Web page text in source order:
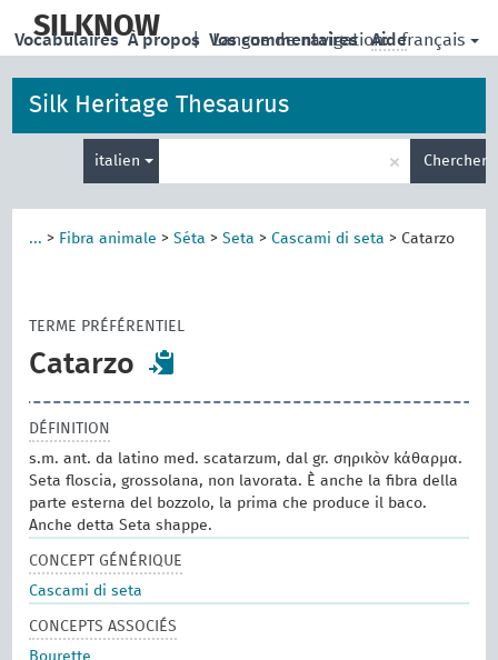
main
SILKNOW | Langue de navigation: français
Vocabulaires À propos Vos commentaires Aide
Silk Heritage Thesaurus
italien
de
recherche
× Chercher
... > Fibra animale >Séta >Seta >Cascami di seta > Catarzo
TERME PRÉFÉRENTIEL
Catarzo
DÉFINITION
s.m. ant. da latino med. scatarzum, dal gr. σηρικὸν κάθαρμα.
Seta floscia, grossolana, non lavorata. È anche la fibra della
parte esterna del bozzolo, la prima che produce il baco.
Anche detta Seta shappe.
CONCEPT GÉNÉRIQUE
Cascami di seta
CONCEPTS ASSOCIÉS
Bourette